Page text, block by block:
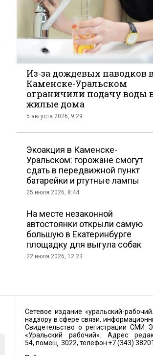
Из-за дождевых паводков в
Каменске-Уральском
ограничили подачу воды
жилые дома
5 августа 2026, 9:29
Экоакция в Каменске-
Уральском: горожане смогут
сдать в передвижной пункт
батарейки и ртутные лампы
25 июля 2026, 8:44
На месте незаконной
автостоянки открыли самую
большую в Екатеринбурге
площадку для выгула собак
22 июля 2026, 12:23
Сетевое издание «уральский-
надзору в сфере связи,
Свидетельство о регистрации
«Уральский рабочий». Адрес
54, помещ. 3022, телефон +7 (343)